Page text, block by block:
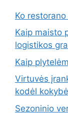
Ko
Kaip maisto
logistikos
Kaip
Virtuvės
kodėl
Sezoninio